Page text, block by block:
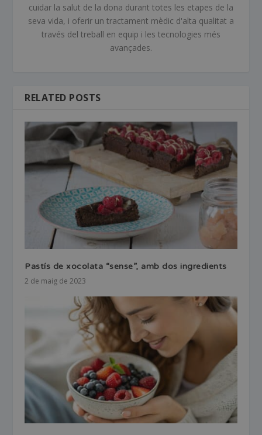
cuidar la salut de la dona durant totes les etapes de la
seva vida, i oferir un tractament mèdic d'alta qualitat a
través del treball en equip i les tecnologies més
avançades.
RELATED POSTS
Pastís de xocolata “sense”, amb dos ingredients
2 de maig de 2023